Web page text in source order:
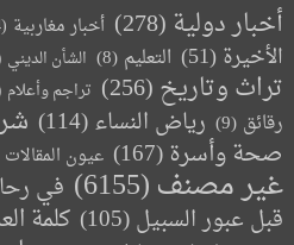
أخبار دولية (278) أخبار مغاربية (4)
الأخيرة (51) التعليم (8) الشأن الديني
تراث وتاريخ(256) تراجم وأعلام
رقائق (9) رياض النساء(114)
صحة وأسرة(167) عيون المقالات
غير مصنف(6155) في
قبل عبور السبيل(105) كلمة